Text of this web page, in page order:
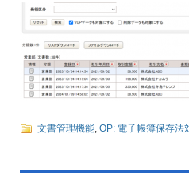
文書管理機能, OP: 電子帳簿保存法